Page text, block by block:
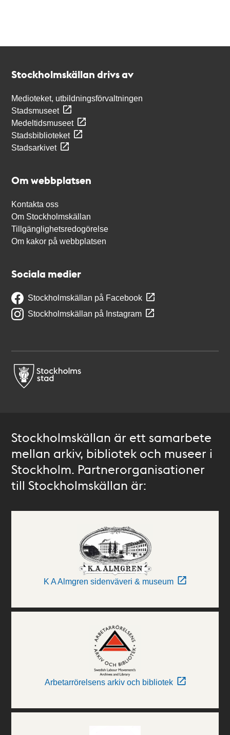
Stockholmskällan drivs av
Medioteket, utbildningsförvaltningen
Stadsmuseet
Medeltidsmuseet
Stadsbiblioteket
Stadsarkivet
Om webbplatsen
Kontakta oss
Om Stockholmskällan
Tillgänglighetsredogörelse
Om kakor på webbplatsen
Sociala medier
Stockholmskällan på Facebook
Stockholmskällan på Instagram
Stockholmskällan är ett samarbete
mellan arkiv, bibliotek och museer i
Stockholm. Partnerorganisationer
till Stockholmskällan är:
K A Almgren sidenväveri & museum
Arbetarrörelsens arkiv och bibliotek